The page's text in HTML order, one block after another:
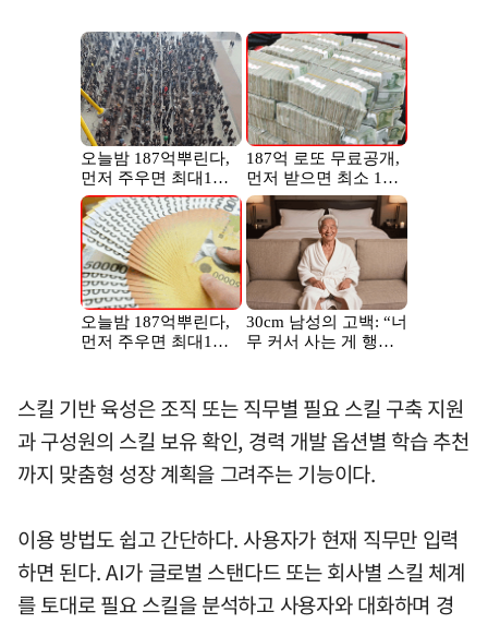
스킬 기반 육성은 조직 또는 직무별 필요 스킬 구축 지원
과 구성원의 스킬 보유 확인, 경력 개발 옵션별 학습 추천
까지 맞춤형 성장 계획을 그려주는 기능이다.
이용 방법도 쉽고 간단하다. 사용자가 현재 직무만 입력
하면 된다. AI가 글로벌 스탠다드 또는 회사별 스킬 체계
를 토대로 필요 스킬을 분석하고 사용자와 대화하며 경